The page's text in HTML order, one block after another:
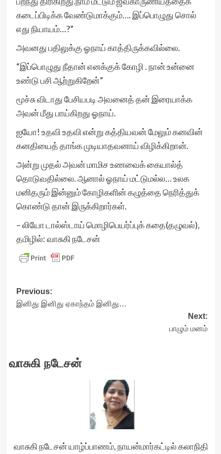
கடைப்பிடிக்க வேண்டுமாக்கும்…. இப்பொழுது சொல்
எது நியாயம்…?”
அவனது பதிலுக்கு ஓநாய் காத்திருக்கவில்லை.
“இப்பொழுது நீதான் எனக்குக் கோழி . நான் உன்னை
உண்டு பசி ஆற்றுகிறேன்”
மூச்சு விடாது பேசியபடி அவனைத் தன் இரையாக்க
அவன் மீது பாய்கிறது ஓநாய்.
ஐயோ! உதவி உதவி என்று கத்தியவன் மேலும் கனவின்
கனதியைத் தாங்க முடியாதவனாய் விழிக்கிறான்.
அன்று முதல் அவன் மாமிச உணவைக் கையால்த்
தொடுவதில்லை. ஆனால் ஓநாய் மட்டுமல்ல… உலக
மனிதரும் இன்னும் கோழிகளின் கழுத்தை நெரித்துக்
கொண்டு தான் இருக்கிறார்கள்.
– லியோ டால்ஸ்டாய் மொழிபெயர்ப்புக் கதை(தழுவல்),
தமிழில்: வாசுகி நடேசன்
Post
navigation
Previous:
இனிது இனிது ஏகாந்தம் இனிது…
Next:
பாழும் மனம்
வாசுகி நடேசன்
வாசுகி நடேசன் யாழ்ப்பாணம், நாயன்மார்கட்டில் கலாநிதி